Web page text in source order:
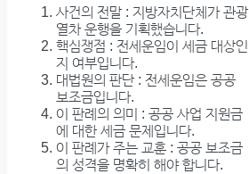
사건의 전말 : 지방자치단체가 관광
열차 운행을 기획했습니다.
핵심쟁점 : 전세운임이 세금 대상인
지 여부입니다.
대법원의 판단 : 전세운임은 공공
보조금입니다.
이 판례의 의미 : 공공 사업 지원금
에 대한 세금 문제입니다.
이 판례가 주는 교훈 : 공공 보조금
의 성격을 명확히 해야 합니다.